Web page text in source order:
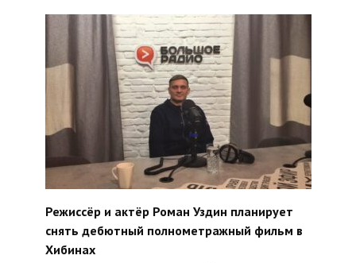
Режиссёр и актёр Роман Уздин планирует
снять дебютный полнометражный фильм в
Хибинах